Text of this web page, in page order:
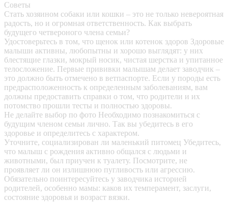
Советы
Стать хозяином собаки или кошки – это не только невероятная
радость, но и огромная ответственность. Как выбрать
будущего четвероного члена семьи?
Удостоверьтесь в том, что щенок или котенок здоров Здоровые
малыши активны, любопытны и хорошо выглядят: у них
блестящие глазки, мокрый носик, чистая шерстка и упитанное
телосложение. Первые прививки малышам делает заводчик –
это должно быть отмечено в ветпаспорте. Если у породы есть
предрасположенность к определенным заболеваниям, вам
должны предоставить справки о том, что родители и их
потомство прошли тесты и полностью здоровы.
Не делайте выбор по фото Необходимо познакомиться с
будущим членом семьи лично. Так вы убедитесь в его
здоровье и определитесь с характером.
Уточните, социализирован ли маленький питомец Убедитесь,
что малыш с рождения активно общался с людьми и
животными, был приучен к туалету. Посмотрите, не
проявляет ли он излишнюю пугливость или агрессию.
Обязательно поинтересуйтесь у заводчика историей
родителей, особенно мамы: каков их темперамент, заслуги,
состояние здоровья и возраст вязки.